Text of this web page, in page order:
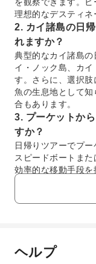
理想的なデスティネ
2. カイ諸島の日
れますか？
典型的なカイ諸島
イ・ノック島、カ
す。さらに、選択
魚の生息地として
合もあります。
3. プーケットか
すか？
日帰りツアーでプー
スピードボートま
効率的な移動手段
4. カイ・ヌイ島
明度の高い海は視
態系を容易に観察で
よくある
ヘルプ